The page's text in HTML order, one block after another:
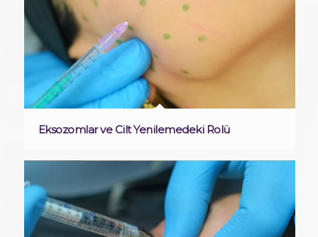
Eksozomlar ve Cilt Yenilemedeki Rolü